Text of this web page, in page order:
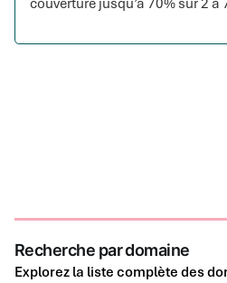
couverture jusqu’à 70% sur 2 à
Recherche par domaine
Explorez la liste complète des